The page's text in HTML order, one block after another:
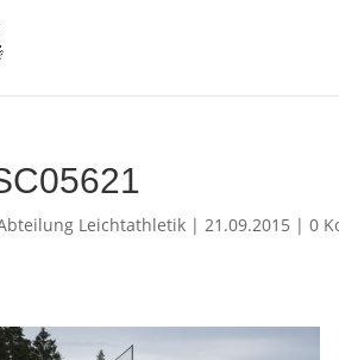
Leichtathletik | 21.09.2015 | 0